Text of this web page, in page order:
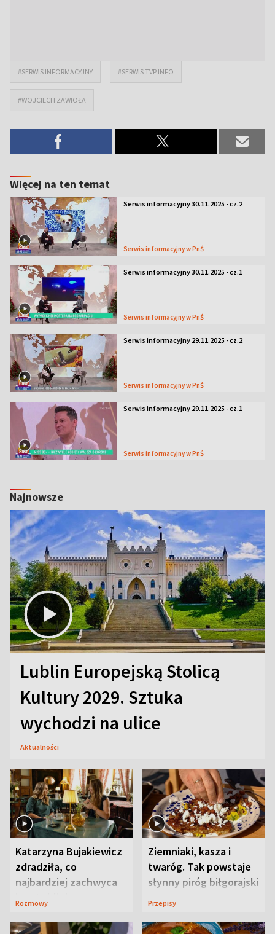
#SERWIS INFORMACYJNY #SERWIS TVP INFO
#WOJCIECH ZAWIOŁA
Więcej na ten temat
Serwis informacyjny 30.11.2025 - cz.2
Serwis informacyjny w PnŚ
Serwis informacyjny 30.11.2025 - cz.1
Serwis informacyjny w PnŚ
Serwis informacyjny 29.11.2025 - cz.2
Serwis informacyjny w PnŚ
Serwis informacyjny 29.11.2025 - cz.1
Serwis informacyjny w PnŚ
Najnowsze
Lublin Europejską Stolicą
Kultury 2029. Sztuka
wychodzi na ulice
Aktualności
Katarzyna Bujakiewicz
zdradziła, co
najbardziej zachwyca
ją w Lublinie
Rozmowy
Ziemniaki, kasza i
twaróg. Tak powstaje
słynny piróg biłgorajski
Przepisy